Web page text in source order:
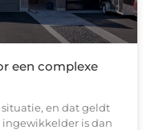
een complexe
en dat geldt
ingewikkelder is dan